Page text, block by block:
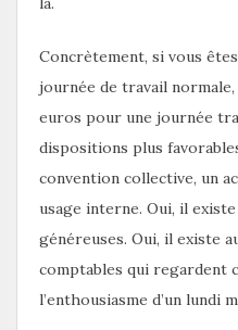
Concrètement, si vous
journée de travail
euros pour une journée
dispositions plus
convention collective, un
usage interne. Oui, il
généreuses. Oui, il existe
comptables qui regardent
l’enthousiasme d’un lundi